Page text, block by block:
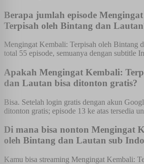
Berapa jumlah episode
Terpisah oleh Bintang dan
Mengingat Kembali: Terpisah oleh Bintang
total 55 episode, semuanya dengan subtitle
Apakah Mengingat Kembali:
dan Lautan bisa ditonton gratis?
Bisa. Setelah login gratis dengan akun
ditonton gratis; episode 13 ke atas tersedia
Di mana bisa nonton Mengingat
oleh Bintang dan Lautan sub
Kamu bisa streaming Mengingat Kembali: